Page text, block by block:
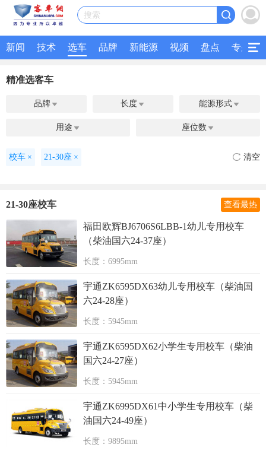
搜索
新闻 技术 选车 品牌 新能源 视频 盘点 专题
精准选客车
品牌  长度  能源形式 
用途  座位数 
校车 × 21-30座 × 清空
21-30座校车 查看最热
福田欧辉BJ6706S6LBB-1幼儿专用校车
（柴油国六24-37座）
长度：6995mm
宇通ZK6595DX63幼儿专用校车（柴油国
六24-28座）
长度：5945mm
宇通ZK6595DX62小学生专用校车（柴油
国六24-27座）
长度：5945mm
宇通ZK6995DX61中小学生专用校车（柴
油国六24-49座）
长度：9895mm